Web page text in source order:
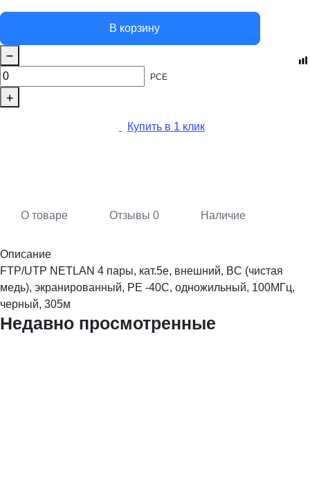
В корзину
PCE
Купить в 1 клик
О товаре Отзывы 0 Наличие
Описание
FTP/UTP NETLAN 4 пары, кат.5е, внешний, BC (чистая
медь), экранированный, PE -40C, одножильный, 100МГц,
черный, 305м
Недавно просмотренные